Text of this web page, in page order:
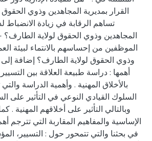
القرار بمديرية المجاهدين وذوي
تساهم الرقابة في زيادة الانضباط
المجاهدين وذوي الحقوق لولاية الطارف؟
الموظفين من إحساسهم بالانتماء لبيئة
وذوي الحقوق لولاية الطارف؟ إضافة
أهمها : دراسة طبيعة العلاقة بين
بالأخلاق المهنية . وأهمية الدراسة
السلوك القيادي النوعي في التأثير على
وبالتالي التأثير على أخلاقهم المهنية .
الإساسية والمفاهيم المقاربة التي تترجم
في بحثنا والتي تتمحور حول : التسيير،